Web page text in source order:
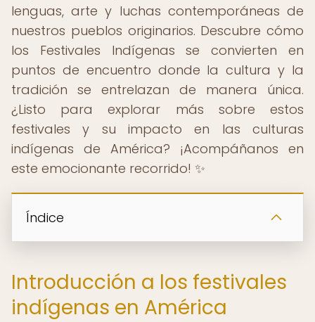
lenguas, arte y luchas contemporáneas de
nuestros pueblos originarios. Descubre cómo
los Festivales Indígenas se convierten en
puntos de encuentro donde la cultura y la
tradición se entrelazan de manera única.
¿Listo para explorar más sobre estos
festivales y su impacto en las culturas
indígenas de América? ¡Acompáñanos en
este emocionante recorrido! ✨
Índice
Introducción a los festivales
indígenas en América